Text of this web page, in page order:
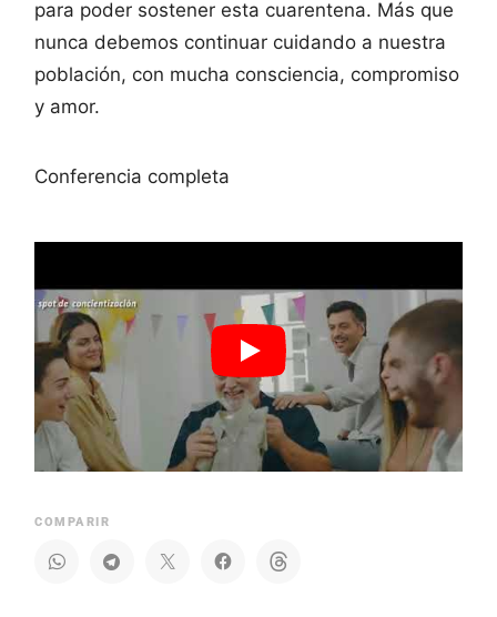
para poder sostener esta cuarentena. Más que
nunca debemos continuar cuidando a nuestra
población, con mucha consciencia, compromiso
y amor.
Conferencia completa
COMPARIR